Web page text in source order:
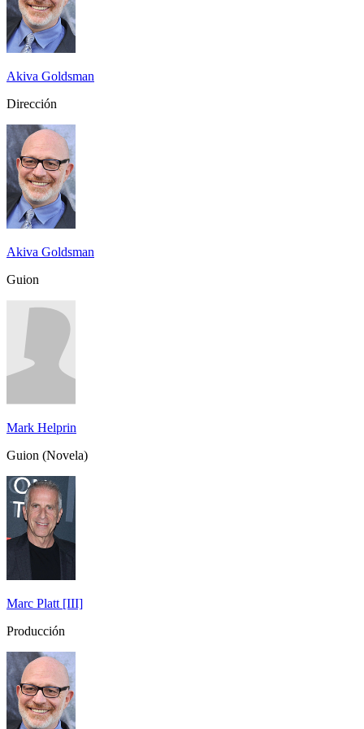
Akiva Goldsman
Dirección
Akiva Goldsman
Guion
Mark Helprin
Guion (Novela)
Marc Platt [III]
Producción